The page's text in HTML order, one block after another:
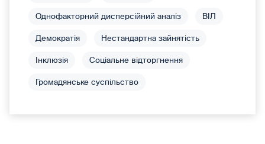
Однофакторний дисперсійний аналіз ВІЛ
Демократія Нестандартна зайнятість
Інклюзія Соціальне відторгнення
Громадянське суспільство